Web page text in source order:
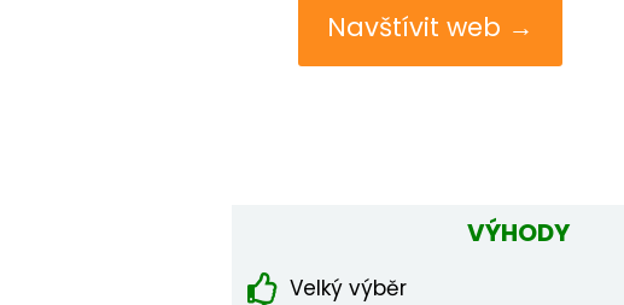
Navštívit web →
VÝHODY
Velký výběr